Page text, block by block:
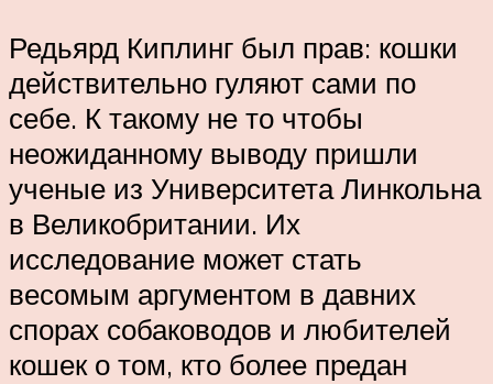
Редьярд Киплинг был прав: кошки
действительно гуляют сами по
себе. К такому не то чтобы
неожиданному выводу пришли
ученые из Университета Линкольна
в Великобритании. Их
исследование может стать
весомым аргументом в давних
спорах собаководов и любителей
кошек о том, кто более предан